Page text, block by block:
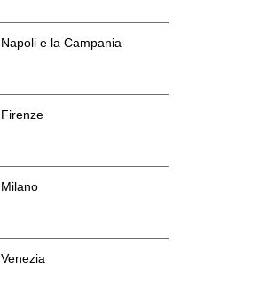
Napoli e la Campania
Firenze
Milano
Venezia